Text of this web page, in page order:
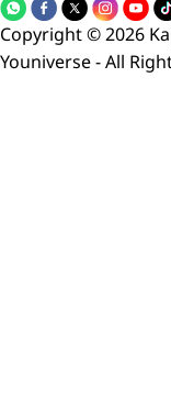
Copyright © 2026
Youniverse - All